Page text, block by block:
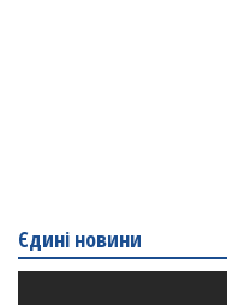
Єдині новини